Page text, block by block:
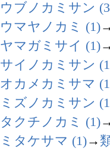
ウブノカミサン
ウマヤノカミ (1)
ヤマガミサイ (1)
サイノカミサン
オカメカミサマ
ミズノカミサン
タクチノカミ (1)
ミタケサマ (1)→